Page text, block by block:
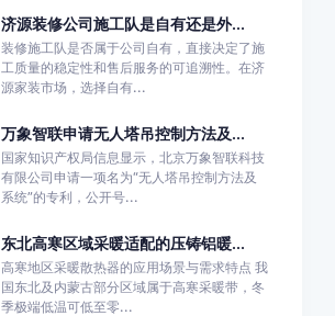
济源装修公司施工队是自有还是外...
装修施工队是否属于公司自有，直接决定了施
工质量的稳定性和售后服务的可追溯性。在济
源家装市场，选择自有...
万象智联申请无人塔吊控制方法及...
国家知识产权局信息显示，北京万象智联科技
有限公司申请一项名为“无人塔吊控制方法及
系统”的专利，公开号...
东北高寒区域采暖适配的压铸铝暖...
高寒地区采暖散热器的应用场景与需求特点 我
国东北及内蒙古部分区域属于高寒采暖带，冬
季极端低温可低至零...